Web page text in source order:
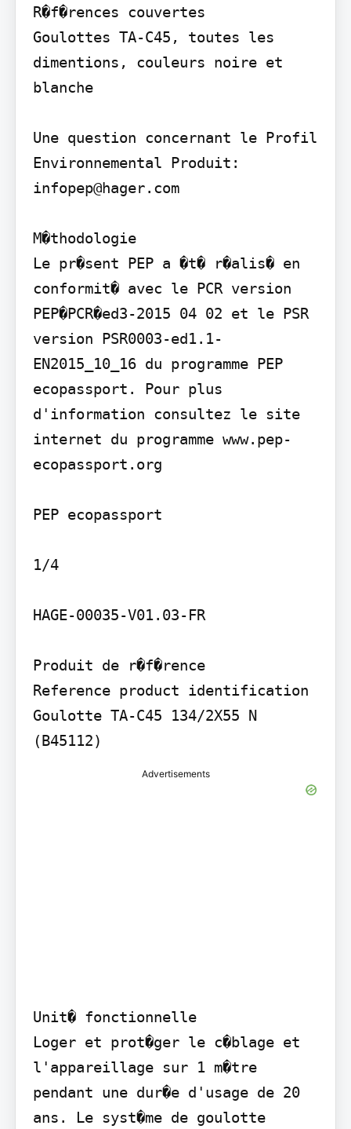
R�f�rences couvertes
Goulottes TA-C45, toutes les
dimentions, couleurs noire et
blanche
Une question concernant le Profil
Environnemental Produit:
infopep@hager.com
M�thodologie
Le pr�sent PEP a �t� r�alis� en
conformit� avec le PCR version
PEP�PCR�ed3-2015 04 02 et le PSR
version PSR0003-ed1.1-
EN2015_10_16 du programme PEP
ecopassport. Pour plus
d'information consultez le site
internet du programme www.pep-
ecopassport.org
PEP ecopassport
1/4
HAGE-00035-V01.03-FR
Produit de r�f�rence
Reference product identification
Goulotte TA-C45 134/2X55 N
(B45112)
Advertisements
Unit� fonctionnelle
Loger et prot�ger le c�blage et
l'appareillage sur 1 m�tre
pendant une dur�e d'usage de 20
ans. Le syst�me de goulotte